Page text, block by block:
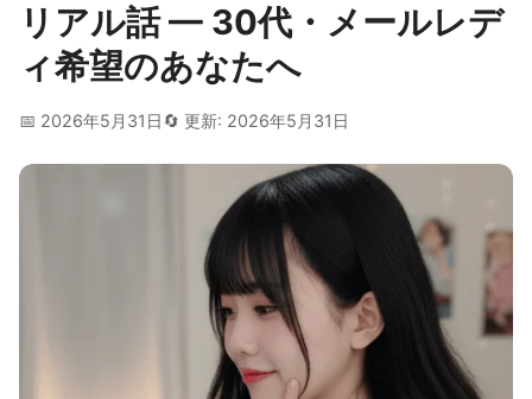
リアル話 — 30代・メールレデ
ィ希望のあなたへ
📅 2026年5月31日 🔄 更新: 2026年5月31日